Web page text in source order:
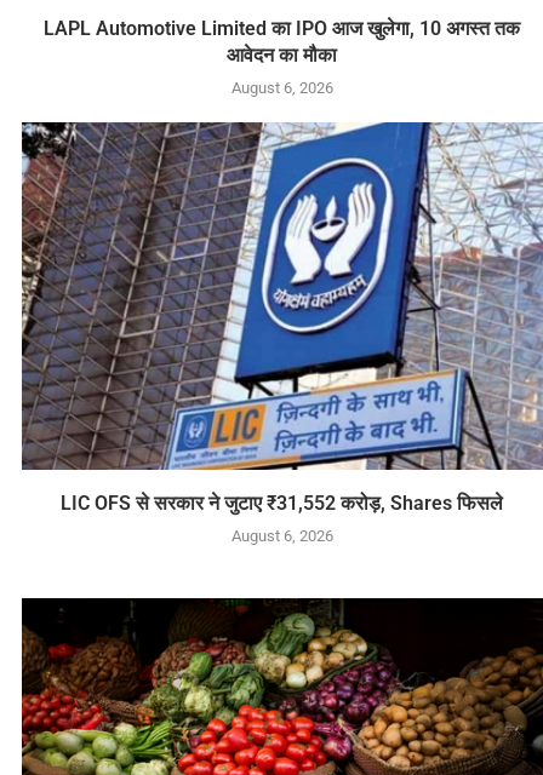
LAPL Automotive Limited का IPO आज खुलेगा, 10 अगस्त तक
आवेदन का मौका
August 6, 2026
LIC OFS से सरकार ने जुटाए ₹31,552 करोड़, Shares फिसले
August 6, 2026